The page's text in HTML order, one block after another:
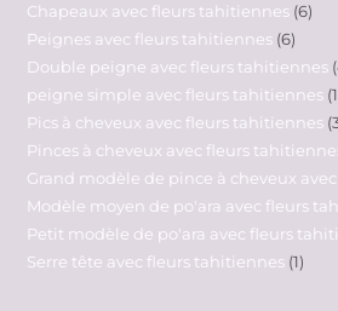
Chapeaux avec fleurs tahitiennes 6
Peignes avec fleurs tahitiennes 6
Double peigne avec fleurs tahitiennes
peigne simple avec fleurs tahitiennes 1
Pics à cheveux avec fleurs tahitiennes
Pinces à cheveux avec fleurs
Grand modèle de pince à cheveux
Modèle moyen de po'ara avec fleurs
Petit modèle de po'ara avec fleurs
Serre tête avec fleurs tahitiennes 1